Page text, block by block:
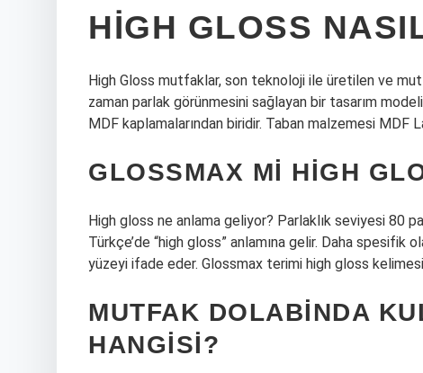
HIGH GLOSS
High Gloss mutfaklar, son teknoloji ile üretilen ve
zaman parlak görünmesini sağlayan bir tasarım
MDF kaplamalarından biridir. Taban malzemesi MDF
GLOSSMAX MI HIGH
High gloss ne anlama geliyor? Parlaklık seviyesi 80
Türkçe’de “high gloss” anlamına gelir. Daha spesifik
yüzeyi ifade eder. Glossmax terimi high gloss
MUTFAK DOLABINDA
HANGISI?